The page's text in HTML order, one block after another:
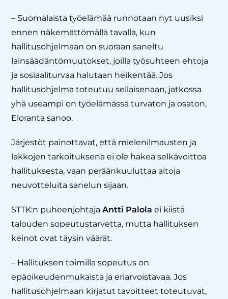
– Suomalaista työelämää runnotaan nyt uusiksi
ennen näkemättömällä tavalla, kun
hallitusohjelmaan on suoraan saneltu
lainsäädäntömuutokset, joilla työsuhteen ehtoja
ja sosiaaliturvaa halutaan heikentää. Jos
hallitusohjelma toteutuu sellaisenaan, jatkossa
yhä useampi on työelämässä turvaton ja osaton,
Eloranta sanoo.
Järjestöt painottavat, että mielenilmausten ja
lakkojen tarkoituksena ei ole hakea selkävoittoa
hallituksesta, vaan peräänkuuluttaa aitoja
neuvotteluita sanelun sijaan.
STTK:n puheenjohtajaAntti Palola ei kiistä
talouden sopeutustarvetta, mutta hallituksen
keinot ovat täysin väärät.
– Hallituksen toimilla sopeutus on
epäoikeudenmukaista ja eriarvoistavaa. Jos
hallitusohjelmaan kirjatut tavoitteet toteutuvat,